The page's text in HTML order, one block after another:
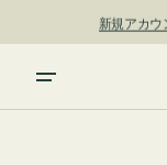
む
新規アカ